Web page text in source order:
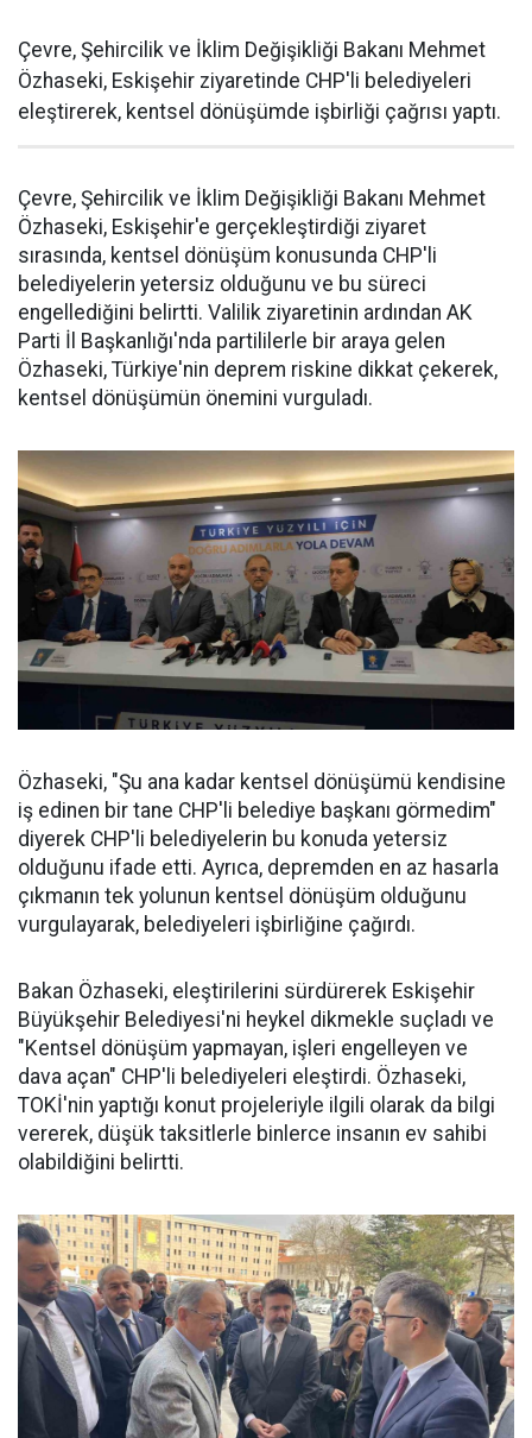
Çevre, Şehircilik ve İklim Değişikliği Bakanı Mehmet
Özhaseki, Eskişehir ziyaretinde CHP'li belediyeleri
eleştirerek, kentsel dönüşümde işbirliği çağrısı yaptı.
Çevre, Şehircilik ve İklim Değişikliği Bakanı Mehmet
Özhaseki, Eskişehir'e gerçekleştirdiği ziyaret
sırasında, kentsel dönüşüm konusunda CHP'li
belediyelerin yetersiz olduğunu ve bu süreci
engellediğini belirtti. Valilik ziyaretinin ardından AK
Parti İl Başkanlığı'nda partililerle bir araya gelen
Özhaseki, Türkiye'nin deprem riskine dikkat çekerek,
kentsel dönüşümün önemini vurguladı.
Özhaseki, "Şu ana kadar kentsel dönüşümü kendisine
iş edinen bir tane CHP'li belediye başkanı görmedim"
diyerek CHP'li belediyelerin bu konuda yetersiz
olduğunu ifade etti. Ayrıca, depremden en az hasarla
çıkmanın tek yolunun kentsel dönüşüm olduğunu
vurgulayarak, belediyeleri işbirliğine çağırdı.
Bakan Özhaseki, eleştirilerini sürdürerek Eskişehir
Büyükşehir Belediyesi'ni heykel dikmekle suçladı ve
"Kentsel dönüşüm yapmayan, işleri engelleyen ve
dava açan" CHP'li belediyeleri eleştirdi. Özhaseki,
TOKİ'nin yaptığı konut projeleriyle ilgili olarak da bilgi
vererek, düşük taksitlerle binlerce insanın ev sahibi
olabildiğini belirtti.